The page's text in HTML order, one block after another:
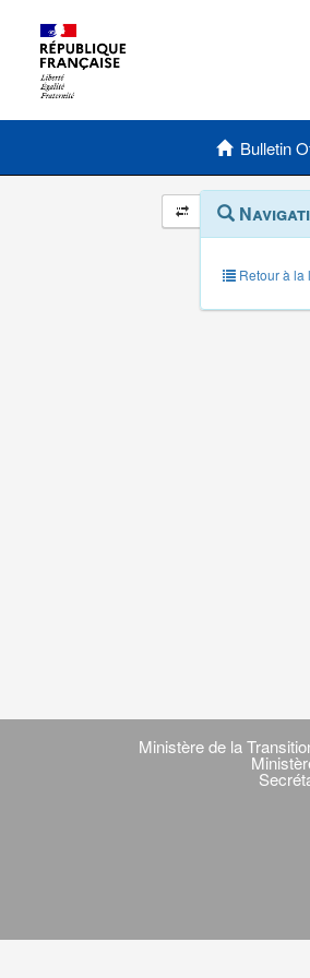
Menu principal
Bulletin
Navigation
et
outils
annexes
Menu
contextuel
Retour à la
Navigation
transverseMinistère de la